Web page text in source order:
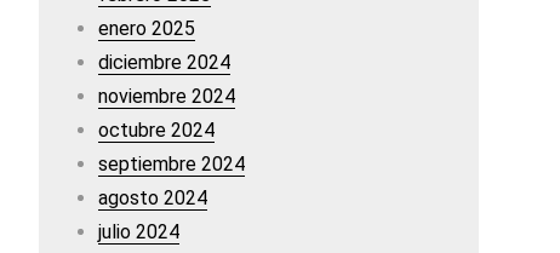
enero 2025
diciembre 2024
noviembre 2024
octubre 2024
septiembre 2024
agosto 2024
julio 2024